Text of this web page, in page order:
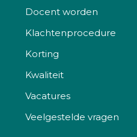
Docent worden
Klachtenprocedure
Korting
Kwaliteit
Vacatures
Veelgestelde vragen